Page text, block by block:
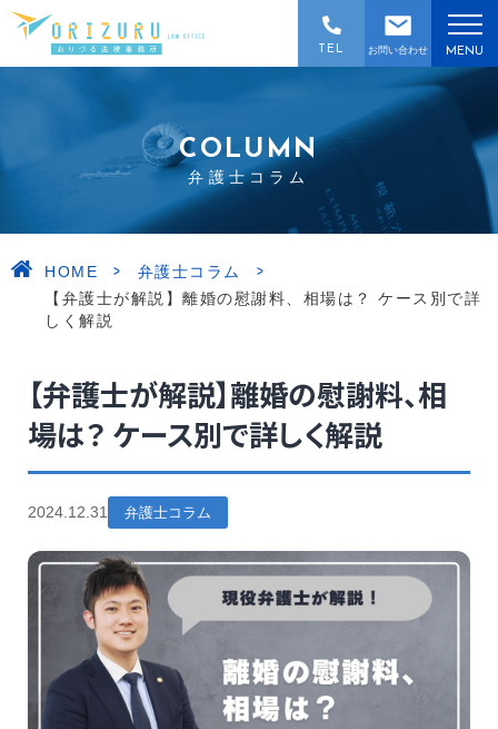
お問い合わせ
TEL MENU
COLUMN
弁護士コラム
HOME > 弁護士コラム >
【弁護士が解説】離婚の慰謝料、相場は？ ケース別で詳
しく解説
【弁護士が解説】離婚の慰謝料、相
場は？ ケース別で詳しく解説
2024.12.31 弁護士コラム